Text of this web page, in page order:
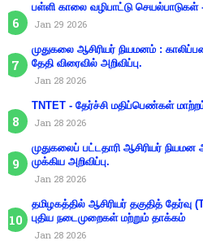
பள்ளி காலை வழிபாட்டு செயல்பாடுகள்
Jan 29 2026
முதுகலை ஆசிரியர் நியமனம் :
தேதி விரைவில் அறிவிப்பு.
Jan 28 2026
TNTET - தேர்ச்சி மதிப்பெண்கள் மாற்றம்
Jan 28 2026
முதுகலைப் பட்டதாரி ஆசிரியர்
முக்கிய அறிவிப்பு.
Jan 28 2026
தமிழகத்தில் ஆசிரியர் தகுதித் தேர்வு
புதிய நடைமுறைகள் மற்றும் தாக்கம்
Jan 28 2026